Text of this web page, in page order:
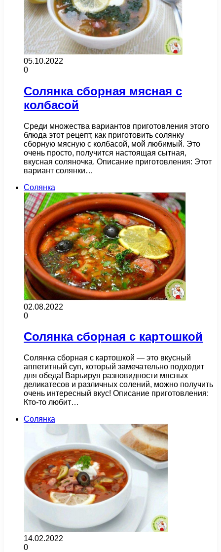
05.10.2022
0
Солянка сборная мясная с
колбасой
Среди множества вариантов приготовления этого
блюда этот рецепт, как приготовить солянку
сборную мясную с колбасой, мой любимый. Это
очень просто, получится настоящая сытная,
вкусная соляночка. Описание приготовления: Этот
вариант солянки…
Солянка
02.08.2022
0
Солянка сборная с картошкой
Солянка сборная с картошкой — это вкусный
аппетитный суп, который замечательно подходит
для обеда! Варьируя разновидности мясных
деликатесов и различных солений, можно получить
очень интересный вкус! Описание приготовления:
Кто-то любит…
Солянка
14.02.2022
0